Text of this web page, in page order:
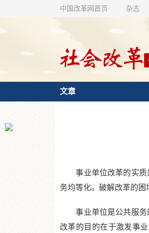
中国改革网首页 杂志
文章
事业单位改革的实质是
务均等化。破解改革的
事业单位是公共服务的
改革的目的在于激发事